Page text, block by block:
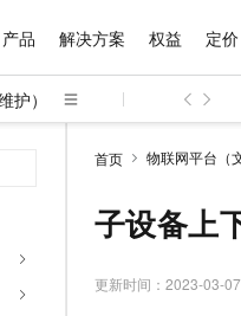
产品 解决方案 权益 定价
护）
首页 物联网平台（
子设备上
更新时间： 2023-03-
千问AI平台
精选产品
大模型服务与应用平台
多元化、高性能、安全可
精选解决方案
上传文档即自动完成翻译
普惠上云
云服务器38元/年起，超
推荐新用户得奖励，单订
产品定价
了解云产品的定价详情
云上成本管理
管理和优化成本
精选商城
多端小程序
成为销售伙伴
咨询伙伴
销售伙伴合作计划
售前咨询
售后服务
自助服务
为什么选择阿里云
技术领先